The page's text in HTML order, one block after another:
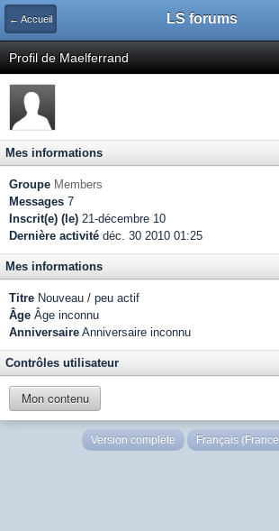
← Accueil LS forums
Profil de Maelferrand
Mes informations
Groupe Members
Messages 7
Inscrit(e) (le) 21-décembre 10
Dernière activité déc. 30 2010 01:25
Mes informations
Titre Nouveau / peu actif
Âge Âge inconnu
Anniversaire Anniversaire inconnu
Contrôles utilisateur
Mon contenu
Version complète Français